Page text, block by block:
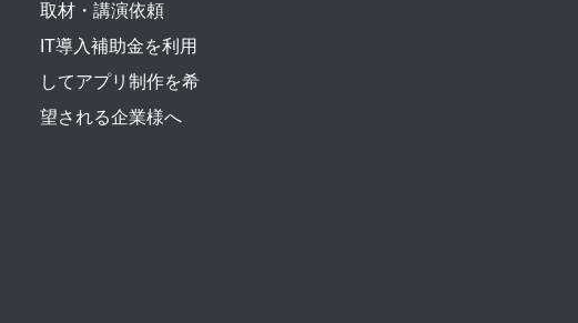
取材・講演依頼
IT導入補助金を利用
してアプリ制作を希
望される企業様へ